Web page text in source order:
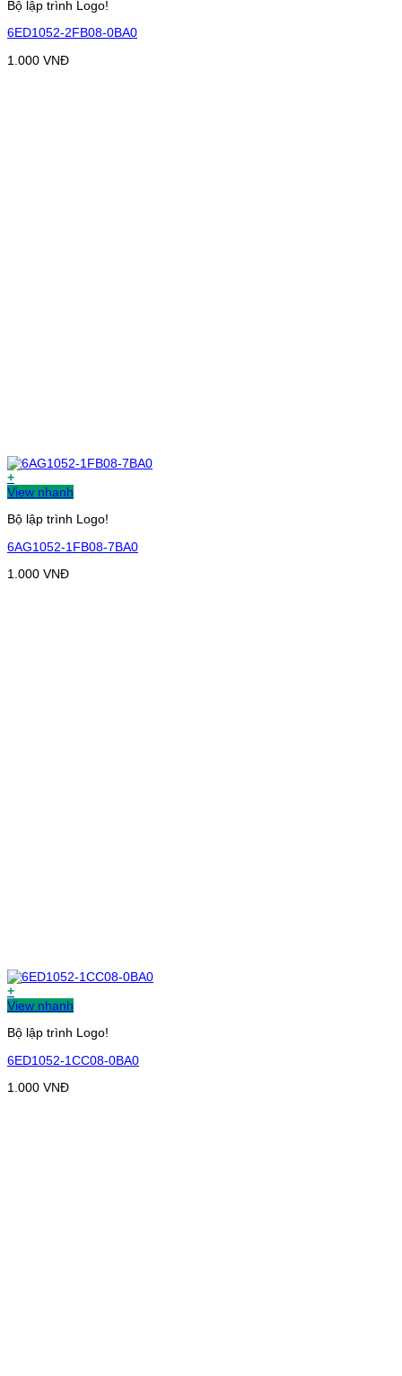
Bộ lập trình Logo!
6ED1052-2FB08-0BA0
1.000 VNĐ
+
View nhanh
Bộ lập trình Logo!
6AG1052-1FB08-7BA0
1.000 VNĐ
+
View nhanh
Bộ lập trình Logo!
6ED1052-1CC08-0BA0
1.000 VNĐ